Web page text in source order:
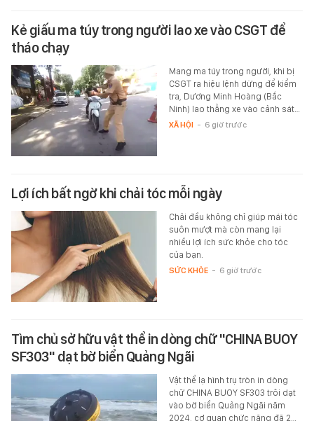
Kẻ giấu ma túy trong người lao xe vào CSGT để
tháo chạy
Mang ma túy trong người, khi bị
CSGT ra hiệu lệnh dừng để kiểm
tra, Dương Minh Hoàng (Bắc
Ninh) lao thẳng xe vào cảnh sát…
XÃ HỘI - 6 giờ trước
Lợi ích bất ngờ khi chải tóc mỗi ngày
Chải đầu không chỉ giúp mái tóc
suôn mượt mà còn mang lại
nhiều lợi ích sức khỏe cho tóc
của bạn.
SỨC KHỎE - 6 giờ trước
Tìm chủ sở hữu vật thể in dòng chữ "CHINA BUOY
SF303" dạt bờ biển Quảng Ngãi
Vật thể lạ hình trụ tròn in dòng
chữ CHINA BUOY SF303 trôi dạt
vào bờ biển Quảng Ngãi năm
2024, cơ quan chức năng đã 2…